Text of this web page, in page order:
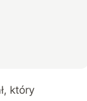
który